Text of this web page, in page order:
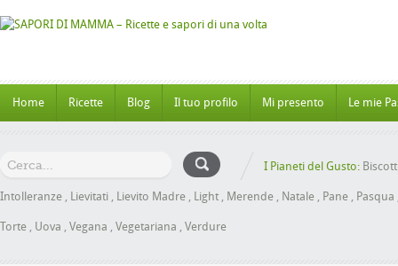
Home Ricette Blog Il tuo profilo Mi presento Le mie
I Pianeti del Gusto:
Intolleranze , Lievitati , Lievito Madre , Light , Merende , Natale , Pane , Pasqua
Torte , Uova , Vegana , Vegetariana , Verdure